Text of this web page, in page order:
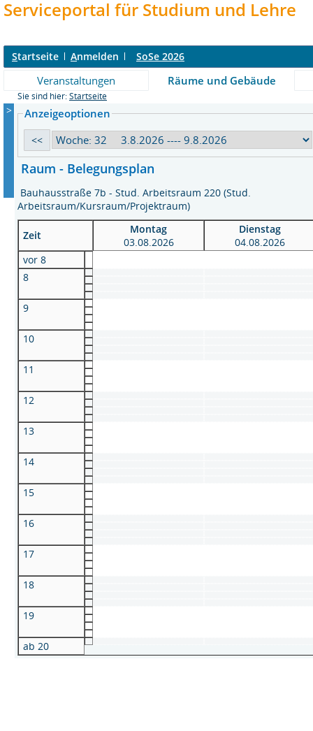
Serviceportal für Studium und Lehre
Startseite Anmelden SoSe 2026
Veranstaltungen Räume und Gebäude
Sie sind hier: Startseite
> Anzeigeoptionen
Raum - Belegungsplan
Bauhausstraße 7b - Stud. Arbeitsraum 220 (Stud.
Arbeitsraum/Kursraum/Projektraum)
Zeit
Montag
03.08.2026
Dienstag
04.08.2026
vor 8
8
9
10
11
12
13
14
15
16
17
18
19
ab 20